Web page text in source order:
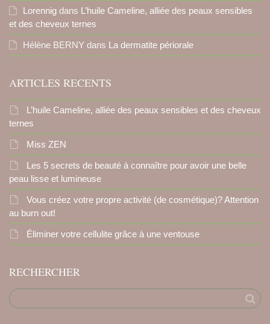
Lorennig dans L’huile Cameline, alliée des peaux sensibles
et des cheveux ternes
Hélène BERNY dans La dermatite périorale
ARTICLES RECENTS
L’huile Cameline, alliée des peaux sensibles et des cheveux
ternes
Miss ZEN
Les 5 secrets de beauté à connaître pour avoir une belle
peau lisse et lumineuse
Vous créez votre propre activité (de cosmétique)? Attention
au burn out!
Éliminer votre cellulite grâce à une ventouse
RECHERCHER